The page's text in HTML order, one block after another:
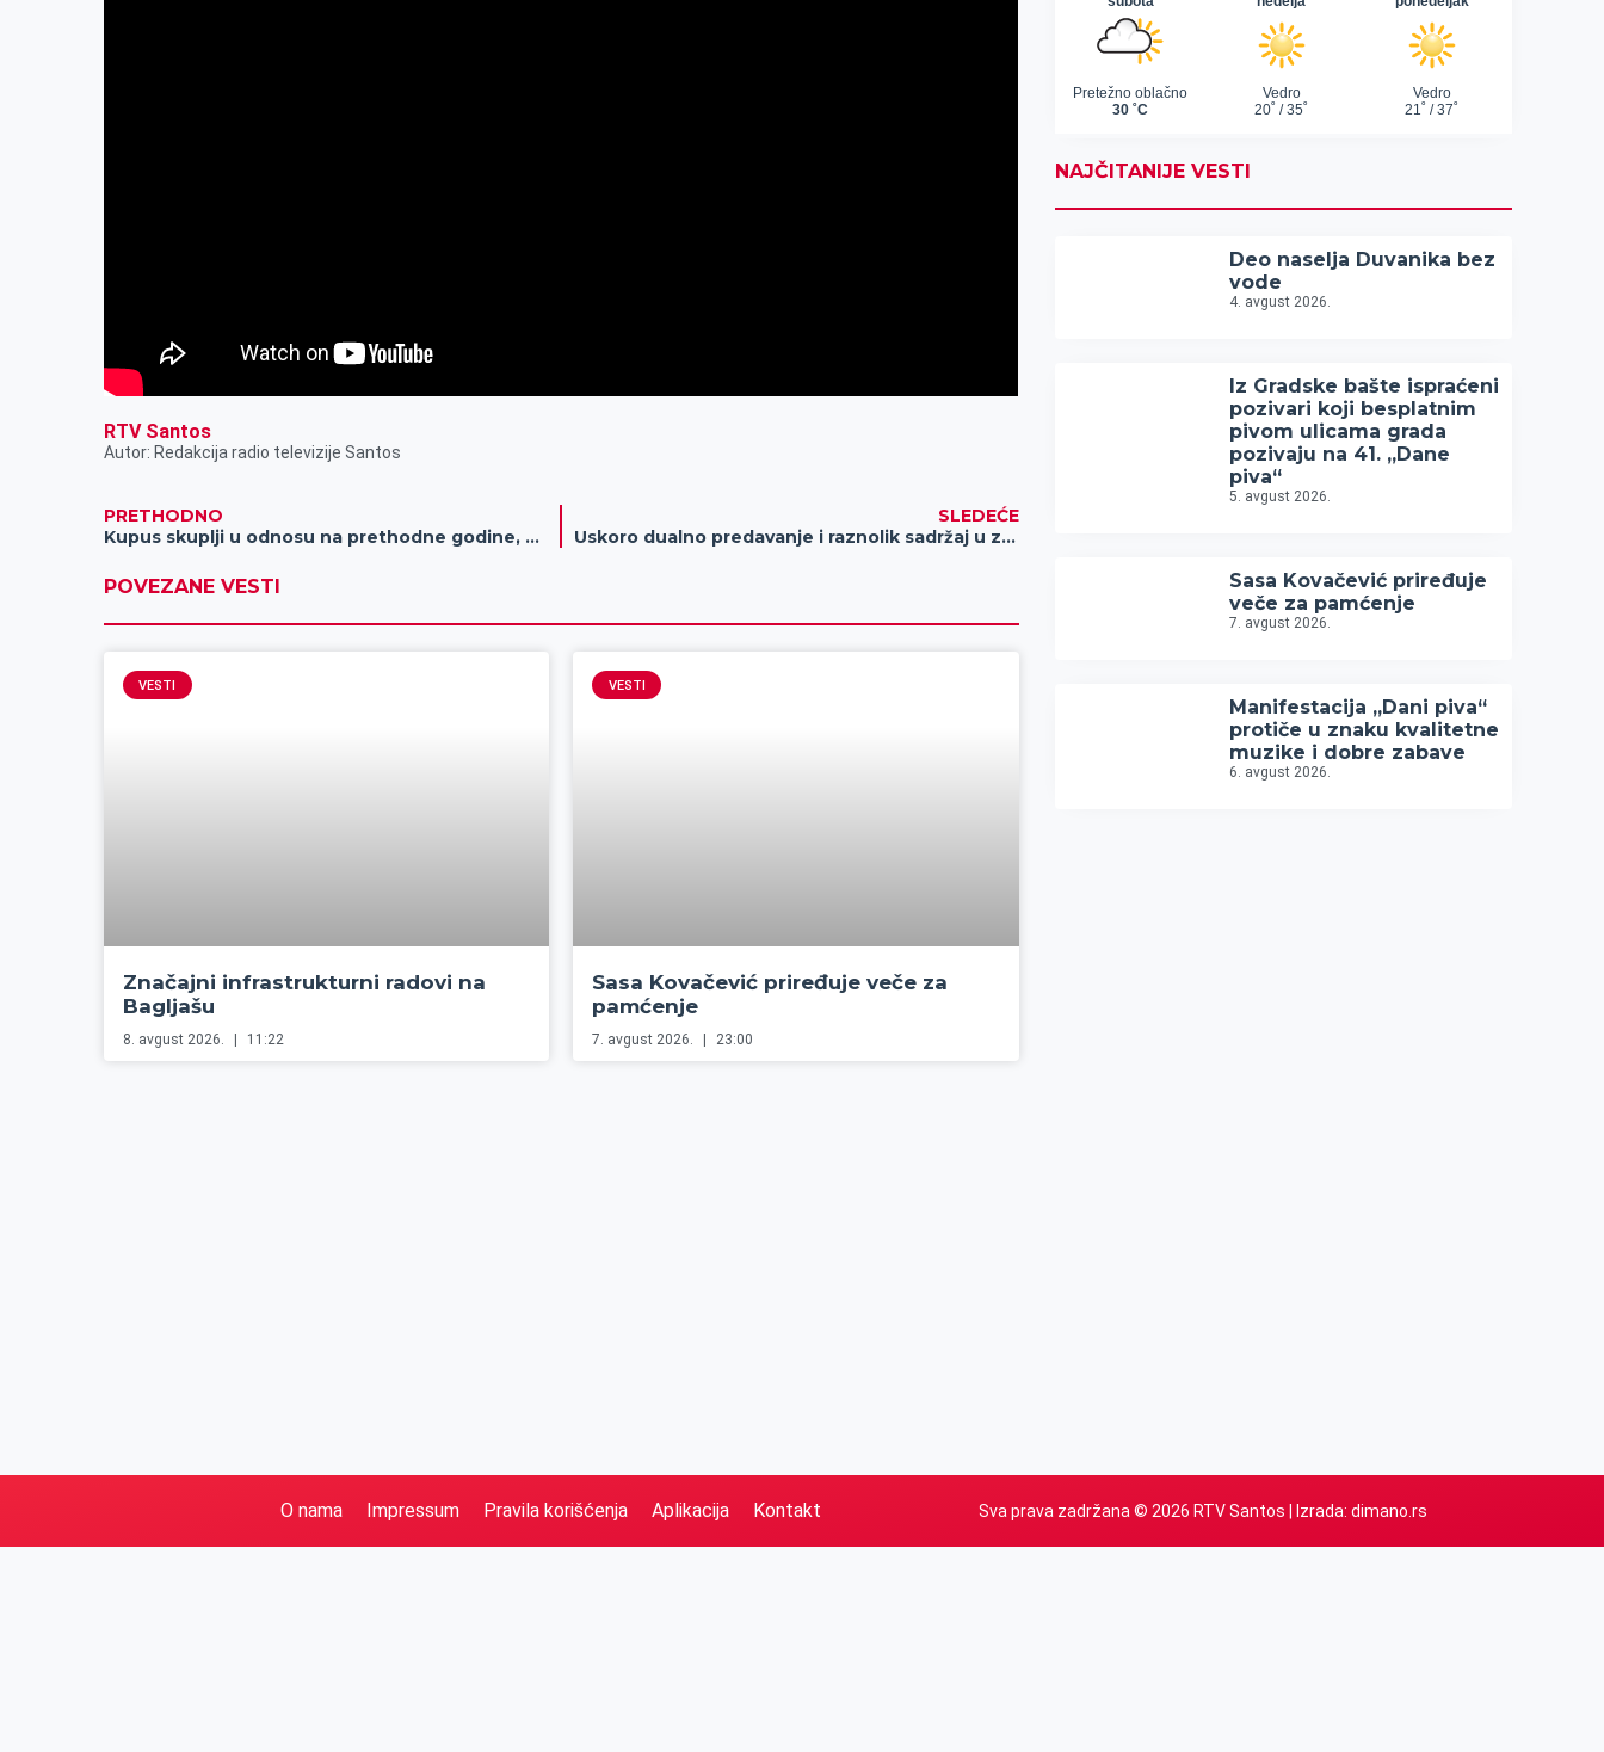
RTV Santos
Autor: Redakcija radio televizije Santos
PRETHODNO
Kupus skuplji u odnosu na prethodne godine, prinosi prepolovljeni
SLEDEĆE
Uskoro dualno predavanje i raznolik sadržaj u zrenjaninskom Muzeju
POVEZANE VESTI
VESTI
Značajni infrastrukturni radovi na
Bagljašu
8. avgust 2026. 11:22
VESTI
Sasa Kovačević priređuje veče za
pamćenje
7. avgust 2026. 23:00
NAJČITANIJE VESTI
Deo naselja Duvanika bez
vode
4. avgust 2026.
Iz Gradske bašte ispraćeni
pozivari koji besplatnim
pivom ulicama grada
pozivaju na 41. „Dane
piva“
5. avgust 2026.
Sasa Kovačević priređuje
veče za pamćenje
7. avgust 2026.
Manifestacija „Dani piva“
protiče u znaku kvalitetne
muzike i dobre zabave
6. avgust 2026.
O nama Impressum Pravila korišćenja Aplikacija Kontakt Sva prava zadržana © 2026 RTV Santos | Izrada: dimano.rs